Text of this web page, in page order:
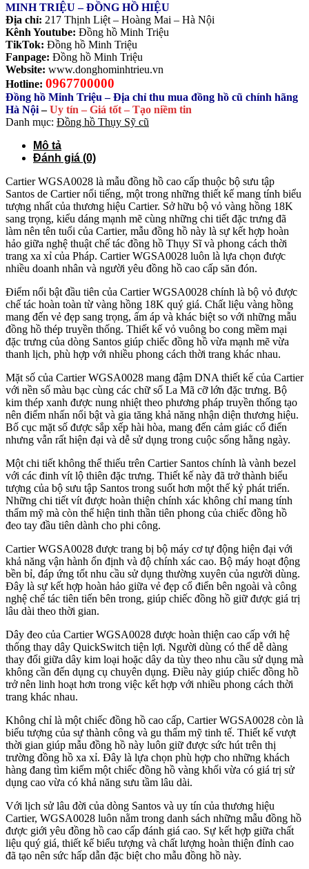
MINH TRIỆU – ĐỒNG HỒ HIỆU
Địa chỉ: 217 Thịnh Liệt – Hoàng Mai – Hà Nội
Kênh Youtube: Đồng hồ Minh Triệu
TikTok: Đồng hồ Minh Triệu
Fanpage: Đồng hồ Minh Triệu
Website: www.donghominhtrieu.vn
Hotline: 0967700000
Đồng hồ Minh Triệu – Địa chỉ thu mua đồng hồ cũ chính hãng
Hà Nội–Uy tín – Giá tốt – Tạo niềm tin
Danh mục: Đồng hồ Thụy Sỹ cũ
Mô tả
Đánh giá (0)
Cartier WGSA0028 là mẫu đồng hồ cao cấp thuộc bộ sưu tập
Santos de Cartier nổi tiếng, một trong những thiết kế mang tính biểu
tượng nhất của thương hiệu Cartier. Sở hữu bộ vỏ vàng hồng 18K
sang trọng, kiểu dáng mạnh mẽ cùng những chi tiết đặc trưng đã
làm nên tên tuổi của Cartier, mẫu đồng hồ này là sự kết hợp hoàn
hảo giữa nghệ thuật chế tác đồng hồ Thụy Sĩ và phong cách thời
trang xa xỉ của Pháp. Cartier WGSA0028 luôn là lựa chọn được
nhiều doanh nhân và người yêu đồng hồ cao cấp săn đón.
Điểm nổi bật đầu tiên của Cartier WGSA0028 chính là bộ vỏ được
chế tác hoàn toàn từ vàng hồng 18K quý giá. Chất liệu vàng hồng
mang đến vẻ đẹp sang trọng, ấm áp và khác biệt so với những mẫu
đồng hồ thép truyền thống. Thiết kế vỏ vuông bo cong mềm mại
đặc trưng của dòng Santos giúp chiếc đồng hồ vừa mạnh mẽ vừa
thanh lịch, phù hợp với nhiều phong cách thời trang khác nhau.
Mặt số của Cartier WGSA0028 mang đậm DNA thiết kế của Cartier
với nền số màu bạc cùng các chữ số La Mã cỡ lớn đặc trưng. Bộ
kim thép xanh được nung nhiệt theo phương pháp truyền thống tạo
nên điểm nhấn nổi bật và gia tăng khả năng nhận diện thương hiệu.
Bố cục mặt số được sắp xếp hài hòa, mang đến cảm giác cổ điển
nhưng vẫn rất hiện đại và dễ sử dụng trong cuộc sống hằng ngày.
Một chi tiết không thể thiếu trên Cartier Santos chính là vành bezel
với các đinh vít lộ thiên đặc trưng. Thiết kế này đã trở thành biểu
tượng của bộ sưu tập Santos trong suốt hơn một thế kỷ phát triển.
Những chi tiết vít được hoàn thiện chính xác không chỉ mang tính
thẩm mỹ mà còn thể hiện tinh thần tiên phong của chiếc đồng hồ
đeo tay đầu tiên dành cho phi công.
Cartier WGSA0028 được trang bị bộ máy cơ tự động hiện đại với
khả năng vận hành ổn định và độ chính xác cao. Bộ máy hoạt động
bền bỉ, đáp ứng tốt nhu cầu sử dụng thường xuyên của người dùng.
Đây là sự kết hợp hoàn hảo giữa vẻ đẹp cổ điển bên ngoài và công
nghệ chế tác tiên tiến bên trong, giúp chiếc đồng hồ giữ được giá trị
lâu dài theo thời gian.
Dây đeo của Cartier WGSA0028 được hoàn thiện cao cấp với hệ
thống thay dây QuickSwitch tiện lợi. Người dùng có thể dễ dàng
thay đổi giữa dây kim loại hoặc dây da tùy theo nhu cầu sử dụng mà
không cần đến dụng cụ chuyên dụng. Điều này giúp chiếc đồng hồ
trở nên linh hoạt hơn trong việc kết hợp với nhiều phong cách thời
trang khác nhau.
Không chỉ là một chiếc đồng hồ cao cấp, Cartier WGSA0028 còn là
biểu tượng của sự thành công và gu thẩm mỹ tinh tế. Thiết kế vượt
thời gian giúp mẫu đồng hồ này luôn giữ được sức hút trên thị
trường đồng hồ xa xỉ. Đây là lựa chọn phù hợp cho những khách
hàng đang tìm kiếm một chiếc đồng hồ vàng khối vừa có giá trị sử
dụng cao vừa có khả năng sưu tầm lâu dài.
Với lịch sử lâu đời của dòng Santos và uy tín của thương hiệu
Cartier, WGSA0028 luôn nằm trong danh sách những mẫu đồng hồ
được giới yêu đồng hồ cao cấp đánh giá cao. Sự kết hợp giữa chất
liệu quý giá, thiết kế biểu tượng và chất lượng hoàn thiện đỉnh cao
đã tạo nên sức hấp dẫn đặc biệt cho mẫu đồng hồ này.